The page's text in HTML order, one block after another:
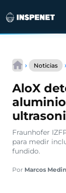
contenido
› Noticias ›
AloX
Fraunhofer
para medir
fundido.
Por Marcos